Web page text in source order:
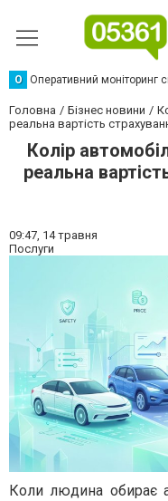
О Оперативний моніторинг
Головна Бізнес новини
реальна вартість
Колір
реальна
09:47, 14 травня
Послуги
Коли людина обирає